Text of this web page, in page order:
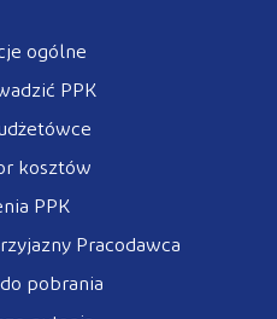
ogólne
PPK
kosztów
PPK
Pracodawca
pobrania